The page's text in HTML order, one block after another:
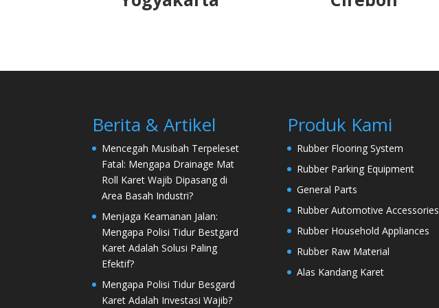
Berita & Artikel
Mencegah Musibah Terpeleset
Fatal: Mengapa Drainage Mat
Roll Karet Wajib Dipasang di
Area Basah Industri?
Menjaga Keamanan Jalan:
Mengapa Polisi Tidur Bestgard
Karet Adalah Solusi Paling
Efektif?
Mengapa Polisi Tidur Besgard
Karet Adalah Investasi Wajib?
Produk Kami
Rubber Flooring System
Rubber Parking Equipment
General Parts
Rubber Automotive Accessories
Rubber Household Appliances
Rubber Raw Material
Alas Kandang Karet